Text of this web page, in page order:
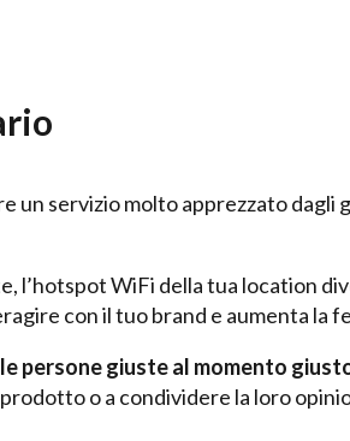
servizio molto apprezzato dagli
l’hotspot WiFi della tua location
con il tuo brand e aumenta la
persone giuste al momento
o a condividere la loro